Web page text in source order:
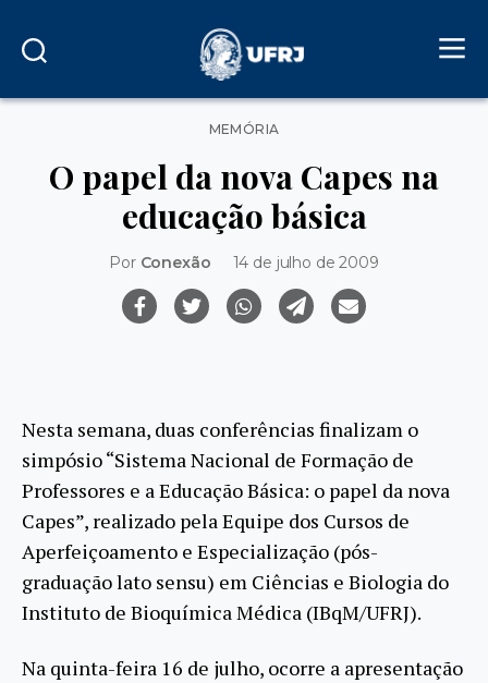
Categorias
MEMÓRIA
O papel da nova Capes na
educação básica
Por Conexão 14 de julho de 2009
Nesta semana, duas conferências finalizam o
simpósio “Sistema Nacional de Formação de
Professores e a Educação Básica: o papel da nova
Capes”, realizado pela Equipe dos Cursos de
Aperfeiçoamento e Especialização (pós-
graduação lato sensu) em Ciências e Biologia do
Instituto de Bioquímica Médica (IBqM/UFRJ).
Na quinta-feira 16 de julho, ocorre a apresentação